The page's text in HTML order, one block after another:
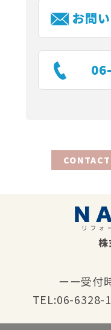
お問
CONTACT
株
ーー受付
TEL:06-6328-